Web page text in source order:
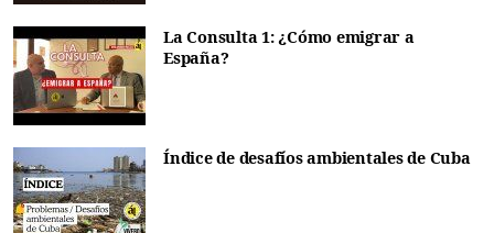
La Consulta 1: ¿Cómo emigrar a
España?
Índice de desafíos ambientales de Cuba